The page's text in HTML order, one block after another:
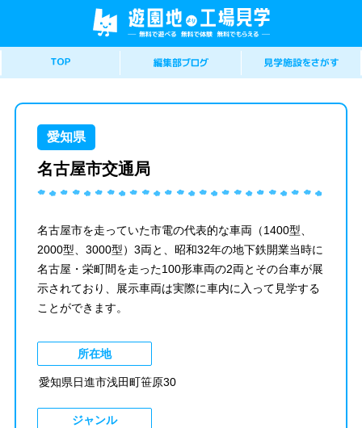
愛知県
名古屋市交通局
名古屋市を走っていた市電の代表的な車両（1400型、
2000型、3000型）3両と、昭和32年の地下鉄開業当時に
名古屋・栄町間を走った100形車両の2両とその台車が展
示されており、展示車両は実際に車内に入って見学する
ことができます。
所在地
愛知県日進市浅田町笹原30
ジャンル